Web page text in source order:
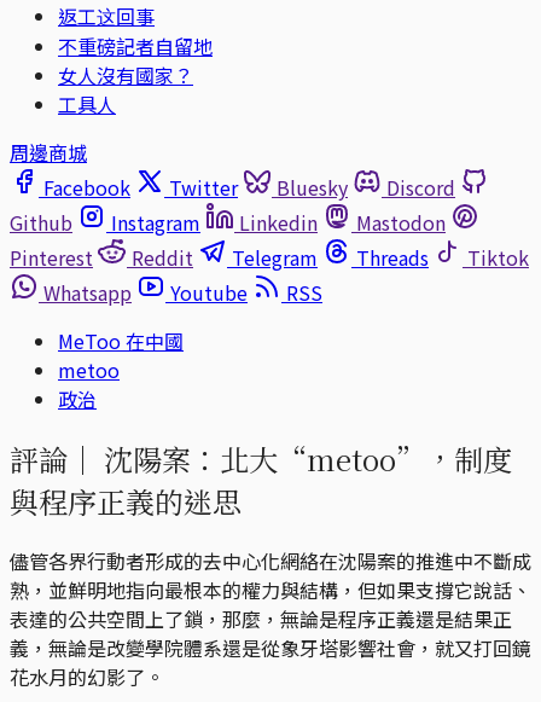
返工这回事
不重磅記者自留地
女人沒有國家？
工具人
周邊商城
Facebook
Twitter Bluesky
Discord
Github
Instagram Linkedin
Mastodon
Pinterest
Reddit Telegram Threads
Tiktok
Whatsapp
Youtube
RSS
MeToo 在中國
metoo
政治
評論｜ 沈陽案：北大“metoo”，制度
與程序正義的迷思
儘管各界行動者形成的去中心化網絡在沈陽案的推進中不斷成
熟，並鮮明地指向最根本的權力與結構，但如果支撐它說話、
表達的公共空間上了鎖，那麼，無論是程序正義還是結果正
義，無論是改變學院體系還是從象牙塔影響社會，就又打回鏡
花水月的幻影了。